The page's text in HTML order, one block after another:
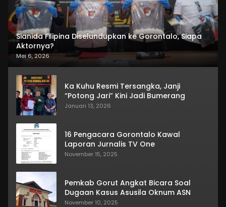
Sianida Filipina Diselundupkan ke Gorontalo, Siapa
Aktornya?
Mei 6, 2026
Ka Kuhu Resmi Tersangka, Janji
“Potong Jari” Kini Jadi Bumerang
Januari 13, 2026
16 Pengacara Gorontalo Kawal
Laporan Jurnalis TV One
November 15, 2025
Pemkab Gorut Angkat Bicara Soal
Dugaan Kasus Asusila Oknum ASN
November 10, 2025